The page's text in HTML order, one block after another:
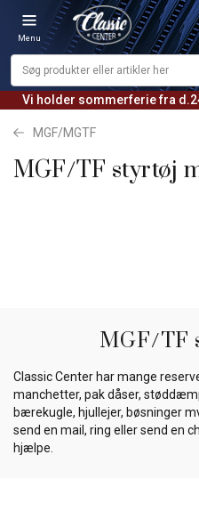
Vi holder sommerferie fra
Menu
MGF/MGTF
MGF/TF styrtøj
MGF/TF
Classic Center har mange
manchetter, pak dåser,
bærekugle, hjullejer, bøsninger
send en mail, ring eller send en
hjælpe.